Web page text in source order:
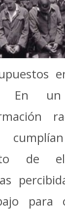
En
de
para